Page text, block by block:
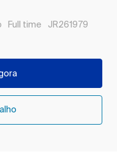
Tipo de Trabalho
Full time ID do trabalho
JR261979